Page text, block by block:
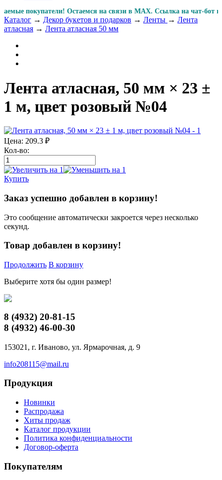
покупатели! Остаемся на связи в MAX. Ссылка на чат-
Каталог → Декор букетов и подарков → Ленты → Лента
атласная → Лента атласная 50 мм
Лента атласная, 50 мм × 23 ±
1 м, цвет розовый №04
Цена: 209.3 ₽
Кол-во:
Купить
Заказ успешно добавлен в корзину!
Это сообщение автоматически закроется через несколько
секунд.
Товар добавлен в корзину!
Продолжить В корзину
Выберите хотя бы один размер!
8 (4932) 20-81-15
8 (4932) 46-00-30
153021, г. Иваново, ул. Ярмарочная, д. 9
info208115@mail.ru
Продукция
Новинки
Распродажа
Хиты продаж
Каталог продукции
Политика конфиденциальности
Договор-оферта
Покупателям